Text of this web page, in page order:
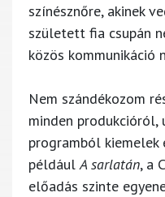
színésznőre, akinek
született fia csupán
közös kommunikáció
Nem szándékozom
minden produkcióról,
programból
például A sarlatán, a
előadás szinte